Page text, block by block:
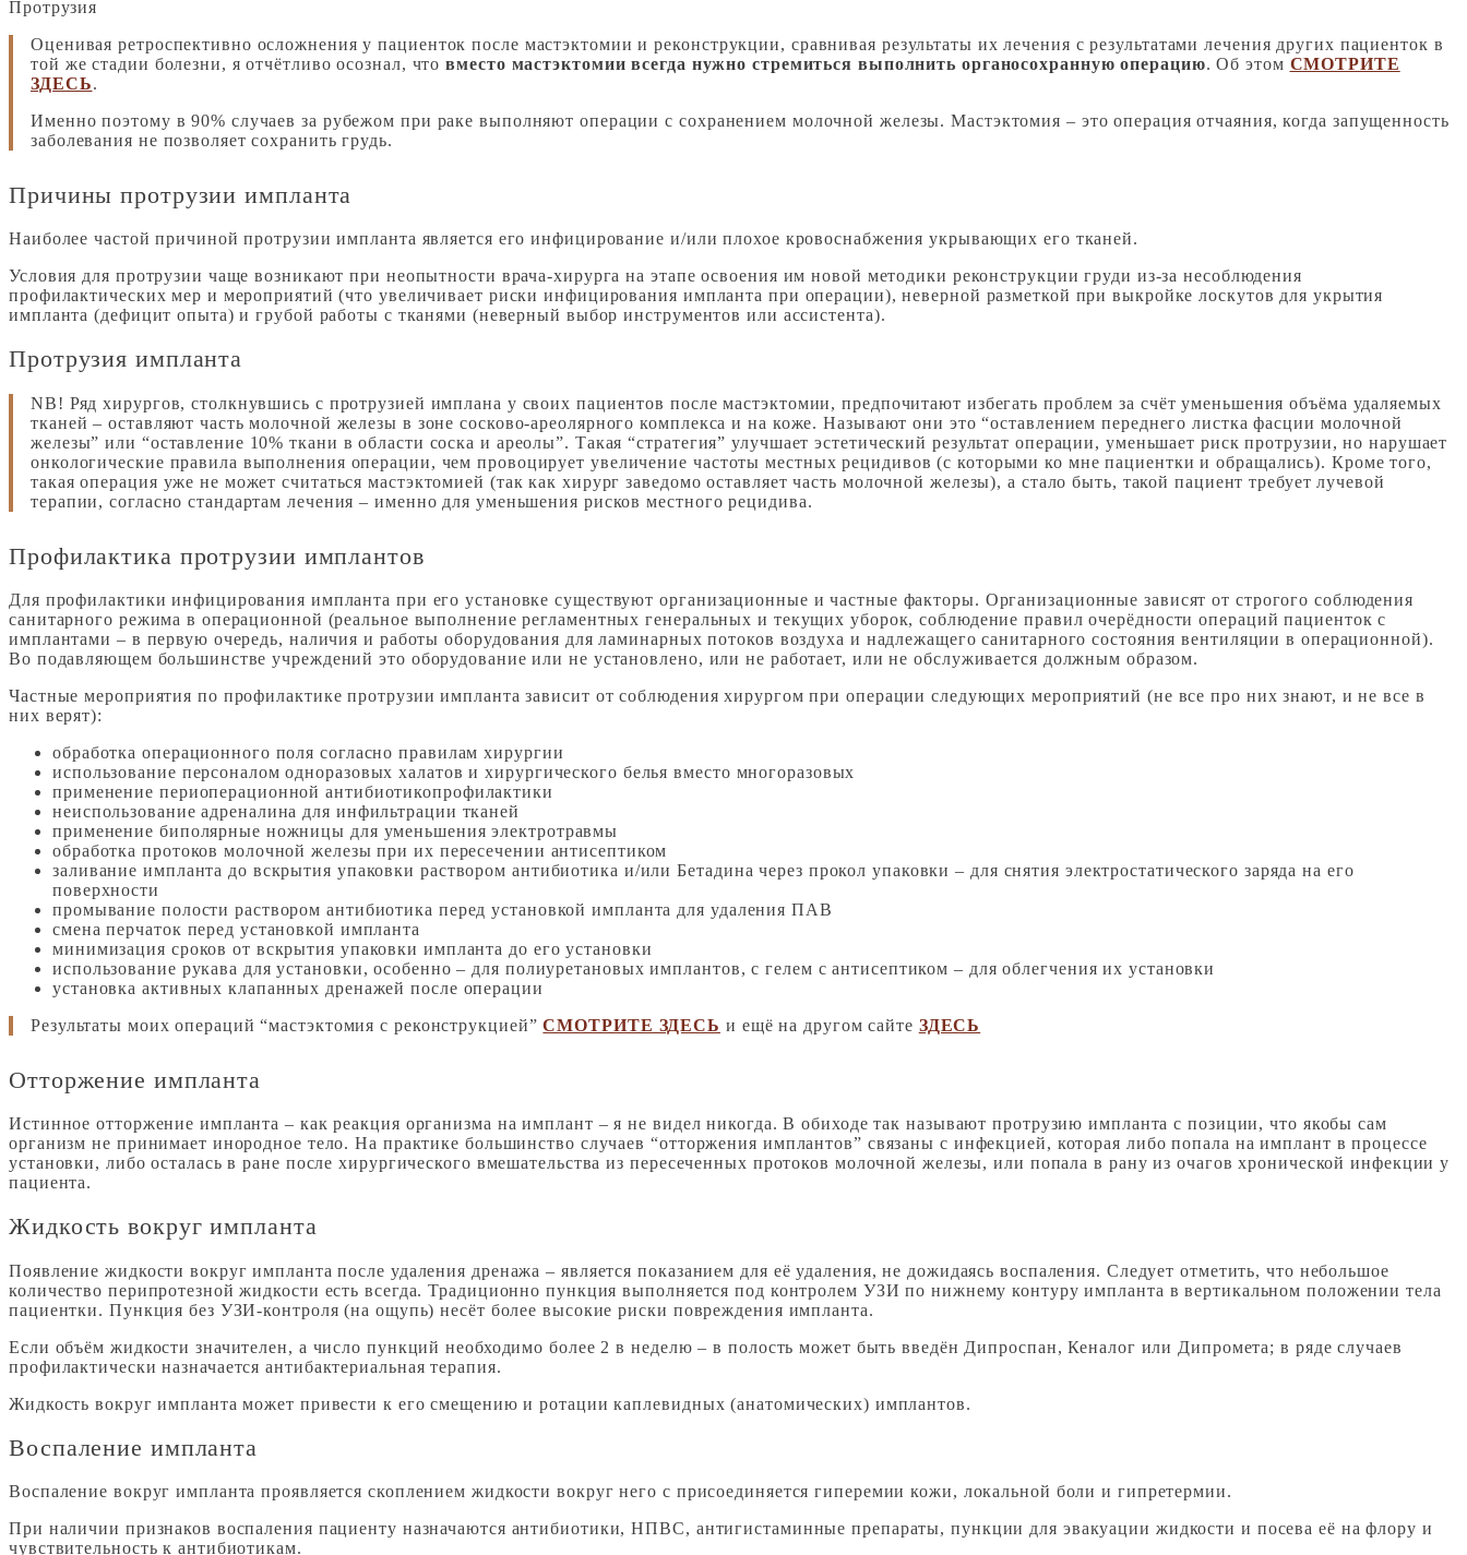
Протрузия
Оценивая ретроспективно осложнения у пациенток после мастэктомии и реконструкции, сравнивая результаты их лечения с результатами лечения других пациенток в
той же стадии болезни, я отчётливо осознал, чтовместо мастэктомии всегда нужно стремиться выполнить органосохранную операцию. Об этом СМОТРИТЕ
ЗДЕСЬ.
Именно поэтому в 90% случаев за рубежом при раке выполняют операции с сохранением молочной железы. Мастэктомия – это операция отчаяния, когда запущенность
заболевания не позволяет сохранить грудь.
Причины протрузии импланта
Наиболее частой причиной протрузии импланта является его инфицирование и/или плохое кровоснабжения укрывающих его тканей.
Условия для протрузии чаще возникают при неопытности врача-хирурга на этапе освоения им новой методики реконструкции груди из-за несоблюдения
профилактических мер и мероприятий (что увеличивает риски инфицирования импланта при операции), неверной разметкой при выкройке лоскутов для укрытия
импланта (дефицит опыта) и грубой работы с тканями (неверный выбор инструментов или ассистента).
Протрузия импланта
NB! Ряд хирургов, столкнувшись с протрузией имплана у своих пациентов после мастэктомии, предпочитают избегать проблем за счёт уменьшения объёма удаляемых
тканей – оставляют часть молочной железы в зоне сосково-ареолярного комплекса и на коже. Называют они это “оставлением переднего листка фасции молочной
железы” или “оставление 10% ткани в области соска и ареолы”. Такая “стратегия” улучшает эстетический результат операции, уменьшает риск протрузии, но нарушает
онкологические правила выполнения операции, чем провоцирует увеличение частоты местных рецидивов (с которыми ко мне пациентки и обращались). Кроме того,
такая операция уже не может считаться мастэктомией (так как хирург заведомо оставляет часть молочной железы), а стало быть, такой пациент требует лучевой
терапии, согласно стандартам лечения – именно для уменьшения рисков местного рецидива.
Профилактика протрузии имплантов
Для профилактики инфицирования импланта при его установке существуют организационные и частные факторы. Организационные зависят от строгого соблюдения
санитарного режима в операционной (реальное выполнение регламентных генеральных и текущих уборок, соблюдение правил очерёдности операций пациенток с
имплантами – в первую очередь, наличия и работы оборудования для ламинарных потоков воздуха и надлежащего санитарного состояния вентиляции в операционной).
Во подавляющем большинстве учреждений это оборудование или не установлено, или не работает, или не обслуживается должным образом.
Частные мероприятия по профилактике протрузии импланта зависит от соблюдения хирургом при операции следующих мероприятий (не все про них знают, и не все в
них верят):
обработка операционного поля согласно правилам хирургии
использование персоналом одноразовых халатов и хирургического белья вместо многоразовых
применение периоперационной антибиотикопрофилактики
неиспользование адреналина для инфильтрации тканей
применение биполярные ножницы для уменьшения электротравмы
обработка протоков молочной железы при их пересечении антисептиком
заливание импланта до вскрытия упаковки раствором антибиотика и/или Бетадина через прокол упаковки – для снятия электростатического заряда на его
поверхности
промывание полости раствором антибиотика перед установкой импланта для удаления ПАВ
смена перчаток перед установкой импланта
минимизация сроков от вскрытия упаковки импланта до его установки
использование рукава для установки, особенно – для полиуретановых имплантов, с гелем с антисептиком – для облегчения их установки
установка активных клапанных дренажей после операции
Результаты моих операций “мастэктомия с реконструкцией”СМОТРИТЕ ЗДЕСЬ и ещё на другом сайте ЗДЕСЬ
Отторжение импланта
Истинное отторжение импланта – как реакция организма на имплант – я не видел никогда. В обиходе так называют протрузию импланта с позиции, что якобы сам
организм не принимает инородное тело. На практике большинство случаев “отторжения имплантов” связаны с инфекцией, которая либо попала на имплант в процессе
установки, либо осталась в ране после хирургического вмешательства из пересеченных протоков молочной железы, или попала в рану из очагов хронической инфекции у
пациента.
Жидкость вокруг импланта
Появление жидкости вокруг импланта после удаления дренажа – является показанием для её удаления, не дожидаясь воспаления. Следует отметить, что небольшое
количество перипротезной жидкости есть всегда. Традиционно пункция выполняется под контролем УЗИ по нижнему контуру импланта в вертикальном положении тела
пациентки. Пункция без УЗИ-контроля (на ощупь) несёт более высокие риски повреждения импланта.
Если объём жидкости значителен, а число пункций необходимо более 2 в неделю – в полость может быть введён Дипроспан, Кеналог или Дипромета; в ряде случаев
профилактически назначается антибактериальная терапия.
Жидкость вокруг импланта может привести к его смещению и ротации каплевидных (анатомических) имплантов.
Воспаление импланта
Воспаление вокруг импланта проявляется скоплением жидкости вокруг него с присоединяется гиперемии кожи, локальной боли и гипретермии.
При наличии признаков воспаления пациенту назначаются антибиотики, НПВС, антигистаминные препараты, пункции для эвакуации жидкости и посева её на флору и
чувствительность к антибиотикам.